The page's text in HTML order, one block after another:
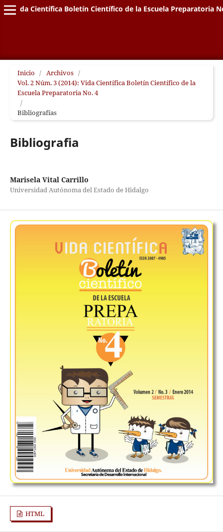
Vida Científica Boletín Científico de la Escuela Preparatoria
Inicio / Archivos /
Vol. 2 Núm. 3 (2014): Vida Científica Boletín Científico de la
Escuela Preparatoria No. 4
/
Bibliografías
Bibliografia
Marisela Vital Carrillo
Universidad Autónoma del Estado de Hidalgo
HTML